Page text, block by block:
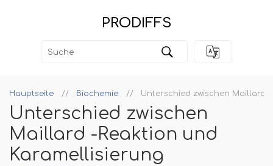
PRODIFFS
Hauptseite Biochemie Unterschied zwischen Maillard
Unterschied zwischen
Maillard -Reaktion und
Karamellisierung